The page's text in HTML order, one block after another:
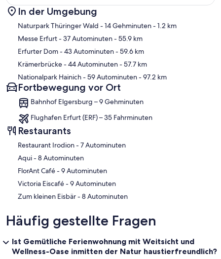
Karte
In der Umgebung
Naturpark Thüringer Wald - 14 Gehminuten- 1.2 km
Messe Erfurt- 37 Autominuten- 55.9 km
Erfurter Dom- 43 Autominuten- 59.6 km
Krämerbrücke- 44 Autominuten- 57.7 km
Nationalpark Hainich- 59 Autominuten- 97.2 km
Fortbewegung vor Ort
Bahnhof Elgersburg – 9 Gehminuten
Flughafen Erfurt (ERF) – 35 Fahrminuten
Restaurants
‪Restaurant Irodion - ‬7 Autominuten
‪Aqui - ‬8 Autominuten
‪FlorAnt Café - ‬9 Autominuten
‪Victoria Eiscafé - ‬9 Autominuten
‪Zum kleinen Eisbär - ‬8 Autominuten
Häufig gestellte Fragen
Ist Gemütliche Ferienwohnung mit Weitsicht und
Wellness-Oase inmitten der Natur haustierfreundlich?